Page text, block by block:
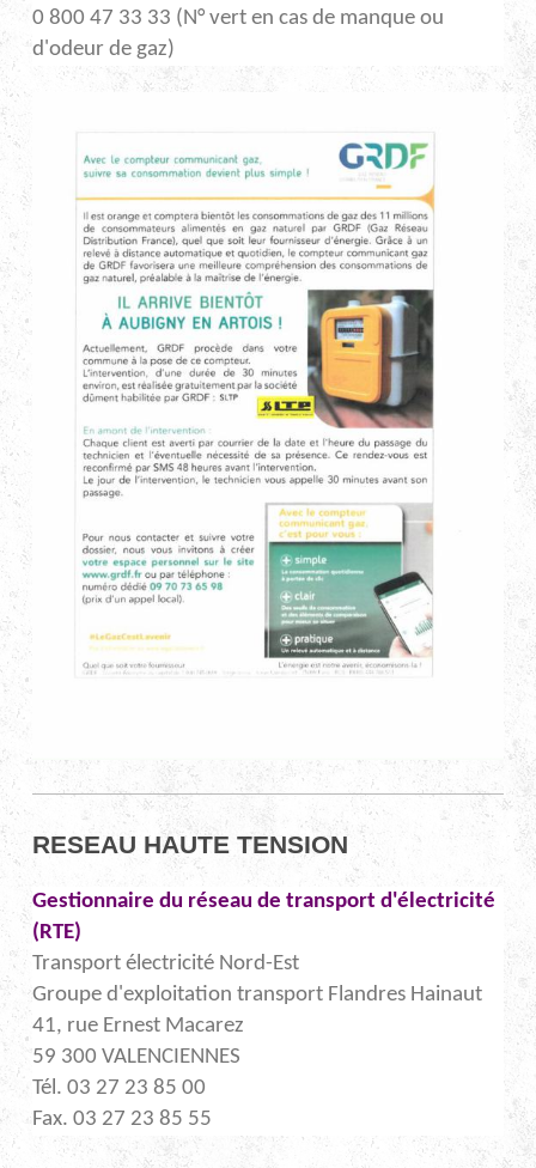
0 800 47 33 33 (N° vert en cas de manque ou
d'odeur de gaz)
RESEAU HAUTE TENSION
Gestionnaire du réseau de transport d'électricité
(RTE)
Transport électricité Nord-Est
Groupe d'exploitation transport Flandres Hainaut
41, rue Ernest Macarez
59 300 VALENCIENNES
Tél. 03 27 23 85 00
Fax. 03 27 23 85 55